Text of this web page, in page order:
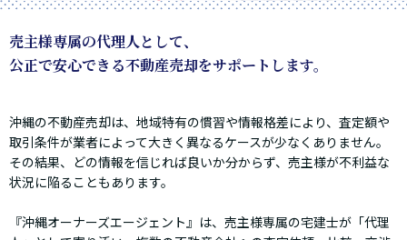
売主様専属の代理人として、
公正で安心できる不動産売却をサポートします。
沖縄の不動産売却は、地域特有の慣習や情報格差により、査定額や
取引条件が業者によって大きく異なるケースが少なくありません。
その結果、どの情報を信じれば良いか分からず、売主様が不利益な
状況に陥ることもあります。
『沖縄オーナーズエージェント』は、売主様専属の宅建士が「代理